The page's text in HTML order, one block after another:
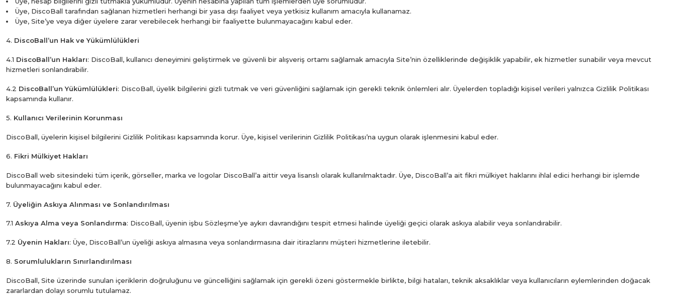
Üye, DiscoBall tarafından sağlanan hizmetleri herhangi bir yasa dışı faaliyet veya yetkisiz kullanım amacıyla kullanamaz.
Üye, Site’ye veya diğer üyelere zarar verebilecek herhangi bir faaliyette bulunmayacağını kabul eder.
4. DiscoBall’un Hak ve Yükümlülükleri
4.1 DiscoBall’un Hakları: DiscoBall, kullanıcı deneyimini geliştirmek ve güvenli bir alışveriş ortamı sağlamak amacıyla Site’nin özelliklerinde değişiklik yapabilir, ek hizmetler sunabilir veya mevcut
hizmetleri sonlandırabilir.
4.2 DiscoBall’un Yükümlülükleri: DiscoBall, üyelik bilgilerini gizli tutmak ve veri güvenliğini sağlamak için gerekli teknik önlemleri alır. Üyelerden topladığı kişisel verileri yalnızca Gizlilik Politikası
kapsamında kullanır.
5. Kullanıcı Verilerinin Korunması
DiscoBall, üyelerin kişisel bilgilerini Gizlilik Politikası kapsamında korur. Üye, kişisel verilerinin Gizlilik Politikası’na uygun olarak işlenmesini kabul eder.
6. Fikri Mülkiyet Hakları
DiscoBall web sitesindeki tüm içerik, görseller, marka ve logolar DiscoBall’a aittir veya lisanslı olarak kullanılmaktadır. Üye, DiscoBall’a ait fikri mülkiyet haklarını ihlal edici herhangi bir işlemde
bulunmayacağını kabul eder.
7. Üyeliğin Askıya Alınması ve Sonlandırılması
7.1 Askıya Alma veya Sonlandırma: DiscoBall, üyenin işbu Sözleşme’ye aykırı davrandığını tespit etmesi halinde üyeliği geçici olarak askıya alabilir veya sonlandırabilir.
7.2 Üyenin Hakları: Üye, DiscoBall’un üyeliği askıya almasına veya sonlandırmasına dair itirazlarını müşteri hizmetlerine iletebilir.
8. Sorumlulukların Sınırlandırılması
DiscoBall, Site üzerinde sunulan içeriklerin doğruluğunu ve güncelliğini sağlamak için gerekli özeni göstermekle birlikte, bilgi hataları, teknik aksaklıklar veya kullanıcıların eylemlerinden doğacak
zararlardan dolayı sorumlu tutulamaz.